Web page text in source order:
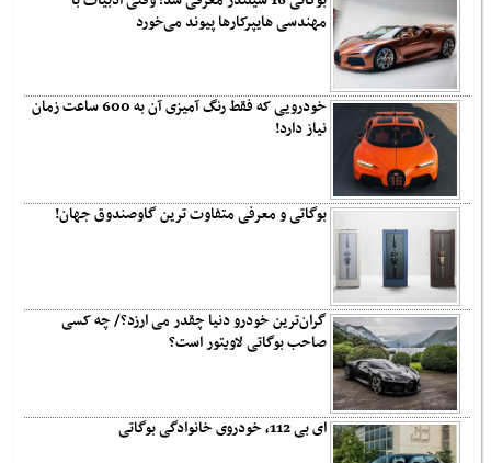
مهندسی هایپرکارها پیوند می‌خورد
خودرویی که فقط رنگ آمیزی آن به 600 ساعت زمان
نیاز دارد!
بوگاتی و معرفی متفاوت ترین گاوصندوق جهان!
گران‌ترین خودرو دنیا چقدر می ارزد؟/ چه کسی
صاحب بوگاتی لاویتور است؟
ای بی 112، خودروی خانوادگی بوگاتی